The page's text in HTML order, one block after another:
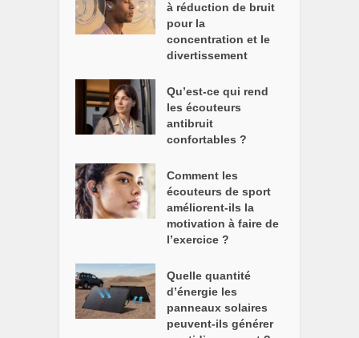
à réduction de bruit
pour la
concentration et le
divertissement
Qu’est-ce qui rend
les écouteurs
antibruit
confortables ?
Comment les
écouteurs de sport
améliorent-ils la
motivation à faire de
l’exercice ?
Quelle quantité
d’énergie les
panneaux solaires
peuvent-ils générer